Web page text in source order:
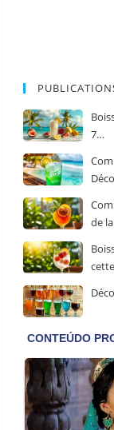
7…
de